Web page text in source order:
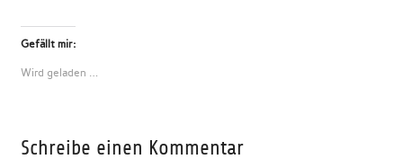
Gefällt mir:
Wird geladen …
Schreibe einen Kommentar